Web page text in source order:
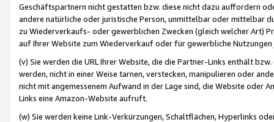
Geschäftspartnern nicht gestatten bzw. diese nicht dazu auffordern
andere natürliche oder juristische Person, unmittelbar oder mittelbar
zu Wiederverkaufs- oder gewerblichen Zwecken (gleich welcher Art)
auf Ihrer Website zum Wiederverkauf oder für gewerbliche
(v) Sie werden die URL Ihrer Website, die die Partner-Links enthält
werden, nicht in einer Weise tarnen, verstecken, manipulieren oder
nicht mit angemessenem Aufwand in der Lage sind, die Website oder
Links eine Amazon-Website aufruft.
(w) Sie werden keine Link-Verkürzungen, Schaltflächen, Hyperlinks